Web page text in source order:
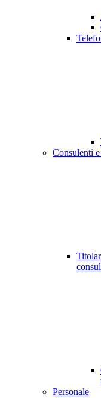
Consulenti
Personale